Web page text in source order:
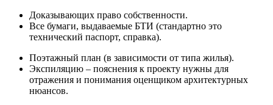
Доказывающих право собственности.
Все бумаги, выдаваемые БТИ (стандартно это
технический паспорт, справка).
Поэтажный план (в зависимости от типа жилья).
Экспиляцию – пояснения к проекту нужны для
отражения и понимания оценщиком архитектурных
нюансов.